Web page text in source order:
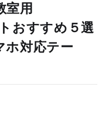
室用
おすすめ５選
ホ対応テー